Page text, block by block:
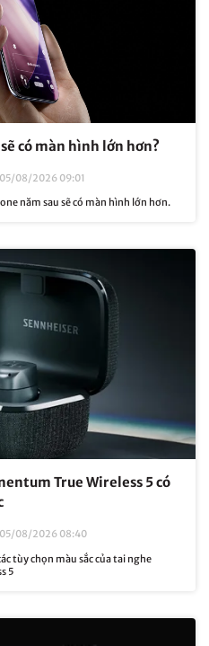
có màn hình lớn hơn?
05/08/2026 09:01
năm sau sẽ có màn hình lớn hơn.
True Wireless 5 có
05/08/2026 08:40
tùy chọn màu sắc của tai nghe
5